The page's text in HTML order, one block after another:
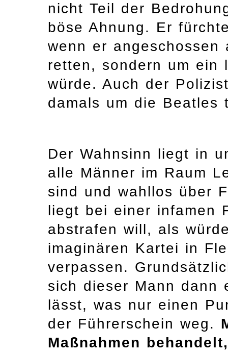
nicht Teil der
böse Ahnung. Er
wenn er
retten, sondern um ein
würde. Auch der
damals um die Beatles
Der Wahnsinn liegt in
alle Männer im Raum
sind und wahllos über
liegt bei einer infamen
abstrafen will, als
imaginären Kartei in
verpassen.
sich dieser Mann dann
lässt, was nur einen
der Führerschein weg.
Maßnahmen